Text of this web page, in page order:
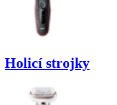
Holicí strojky